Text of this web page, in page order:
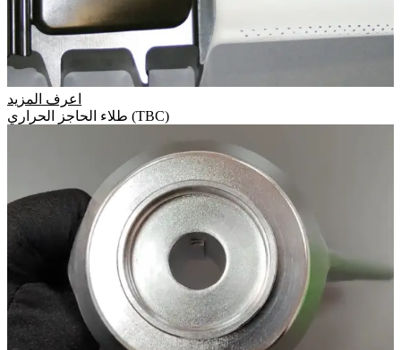
اعرف المزيد
طلاء الحاجز الحراري (TBC)